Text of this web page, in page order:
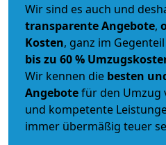
Wir sind es auch und
transparente Angebote,
Kosten, ganz im
bis zu 60 %
Wir kennen die besten
Angebotefür den Umzug
und kompetente
immer übermäßig teuer